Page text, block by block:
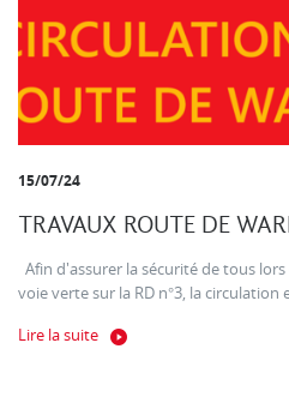
15/07/24
TRAVAUX ROUTE DE
Afin d'assurer la sécurité de tous
voie verte sur la RD n°3, la
Lire la suite